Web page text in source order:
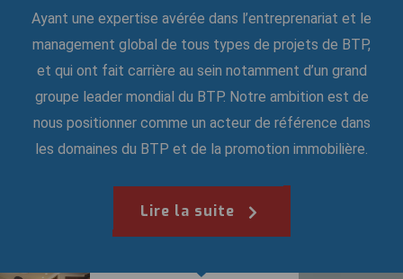
Ayant une expertise avérée dans l’entreprenariat et le
management global de tous types de projets de BTP,
et qui ont fait carrière au sein notamment d’un grand
groupe leader mondial du BTP. Notre ambition est de
nous positionner comme un acteur de référence dans
les domaines du BTP et de la promotion immobilière.
Lire la suite